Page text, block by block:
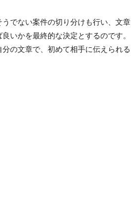
でない案件の切り分けも行い、文章
いかを最終的な決定とするのです。
の文章で、初めて相手に伝えられる